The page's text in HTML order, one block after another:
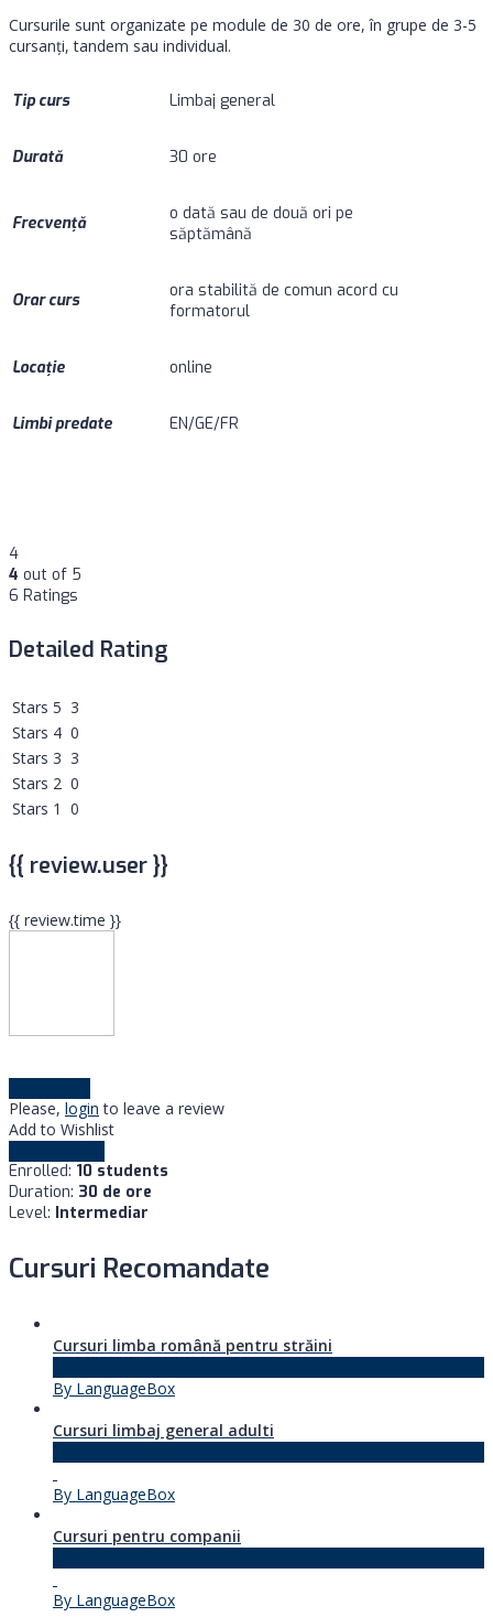
Cursurile sunt organizate pe module de 30 de ore, în grupe de 3-5
cursanți, tandem sau individual.
Tip curs Limbaj general
Durată 30 ore
Frecvență
o dată sau de două ori pe
săptămână
Orar curs
ora stabilită de comun acord cu
formatorul
Locație online
Limbi predate EN/GE/FR
4
4 out of 5
6 Ratings
Detailed Rating
Stars 5 3
Stars 4 0
Stars 3 3
Stars 2 0
Stars 1 0
{{ review.user }}
{{ review.time }}
Please, login to leave a review
Add to Wishlist
Enrolled: 10 students
Duration: 30 de ore
Level: Intermediar
Cursuri Recomandate
Cursuri limba română pentru străini
By LanguageBox
Cursuri limbaj general adulti
By LanguageBox
Cursuri pentru companii
By LanguageBox